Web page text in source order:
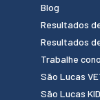
Blog
Resultados
Resultados
Trabalhe
São Lucas
São Lucas